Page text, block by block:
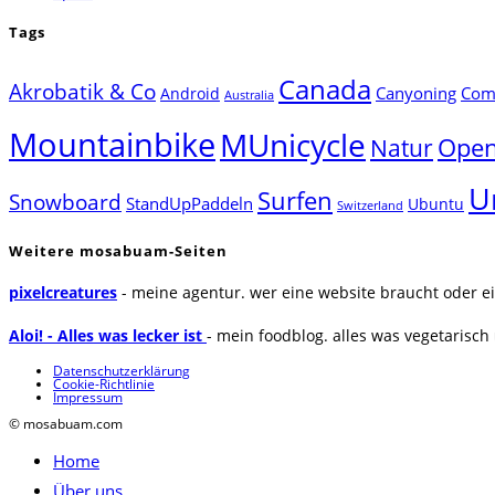
Tags
Akrobatik & Co Android Australia Canada Canyoning
MountainbikeMUnicycle Natur
Snowboard StandUpPaddeln Surfen Switzerland Ubuntu
Weitere mosabuam-Seiten
pixelcreatures - meine agentur. wer eine website braucht oder
Aloi! - Alles was lecker ist - mein foodblog. alles was
Datenschutzerklärung
Cookie-Richtlinie
Impressum
© mosabuam.com
Home
Über uns